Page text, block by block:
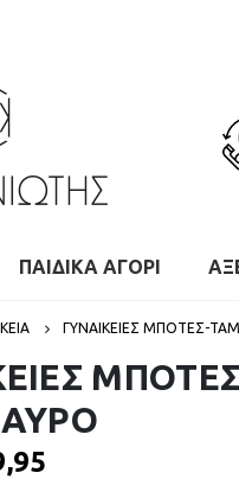
ΠΑΙΔΙΚΑ ΑΓΟΡΙ
ΓΥΝΑΙΚΕΙΕΣ ΜΠΟΤΕΣ-